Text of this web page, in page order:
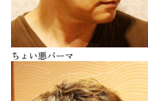
ちょい悪パーマ